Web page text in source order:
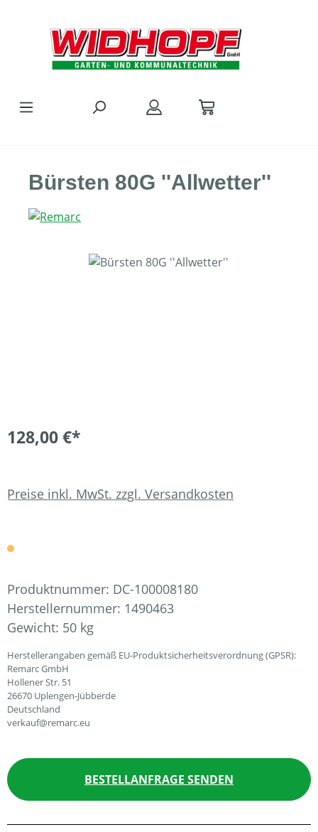
Bürsten 80G ''Allwetter''
Bildergalerie überspringen
128,00 €*
Preise inkl. MwSt. zzgl. Versandkosten
Produktnummer: DC-100008180
Herstellernummer: 1490463
Gewicht: 50 kg
Herstellerangaben gemäß EU-Produktsicherheitsverordnung (GPSR):
Remarc GmbH
Hollener Str. 51
26670 Uplengen-Jübberde
Deutschland
verkauf@remarc.eu
BESTELLANFRAGE SENDEN